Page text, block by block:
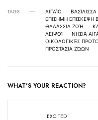
TAGS ΑΙΓΑΊΟ
ΕΠΊΣΗΜΗ ΕΠΊΣΚΕΨΗ
ΘΑΛΆΣΣΙΑ ΖΩΉ
ΛΕΙΨΟΊ
ΝΗΣΙΆ
ΟΙΚΟΛΟΓΙΚΈΣ
ΠΡΟΣΤΑΣΊΑ ΖΏΩΝ
WHAT'S YOUR REACTION?
EXCITED